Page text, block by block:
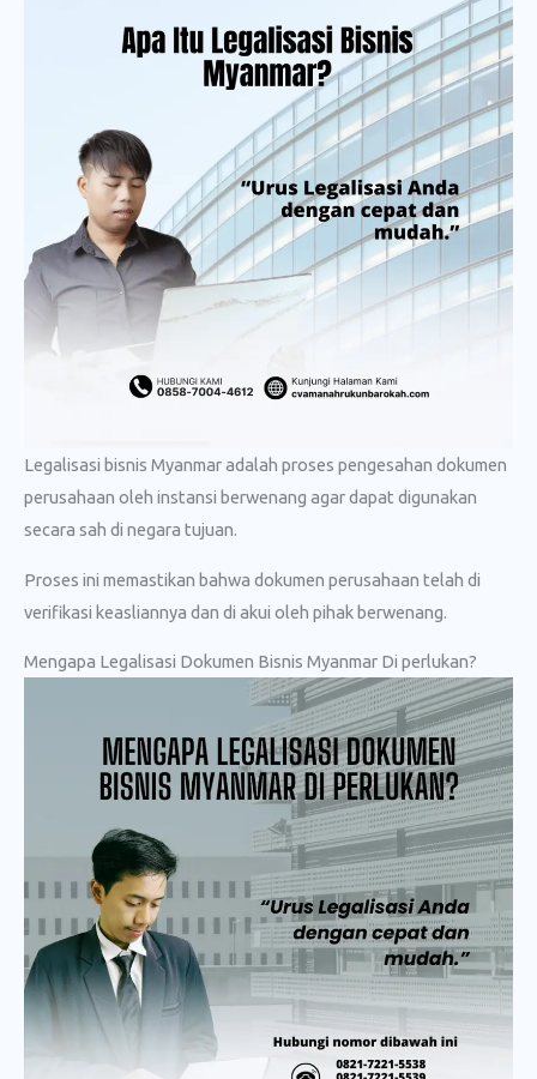
Legalisasi bisnis Myanmar adalah proses pengesahan dokumen
perusahaan oleh instansi berwenang agar dapat digunakan
secara sah di negara tujuan.
Proses ini memastikan bahwa dokumen perusahaan telah di
verifikasi keasliannya dan di akui oleh pihak berwenang.
Mengapa Legalisasi Dokumen Bisnis Myanmar Di perlukan?